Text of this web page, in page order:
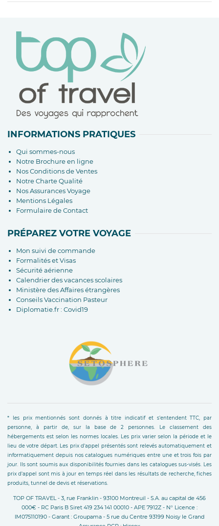
INFORMATIONS PRATIQUES
Qui sommes-nous
Notre Brochure en ligne
Nos Conditions de Ventes
Notre Charte Qualité
Nos Assurances Voyage
Mentions Légales
Formulaire de Contact
PRÉPAREZ VOTRE VOYAGE
Mon suivi de commande
Formalités et Visas
Sécurité aérienne
Calendrier des vacances scolaires
Ministère des Affaires étrangères
Conseils Vaccination Pasteur
Diplomatie.fr : Covid19
* les prix mentionnés sont donnés à titre indicatif et s'entendent TTC, par
personne, à partir de, sur la base de 2 personnes. Le classement des
hébergements est selon les normes locales. Les prix varier selon la période et le
lieu de votre départ. Les prix d'appel présentés sont relevés automatiquement et
informatiquement depuis nos catalogues numériques entre une et trois fois par
jour. Ils sont soumis aux disponibilités fournies dans les catalogues sus-visés. Les
prix d'appel sont mis à jour en temps réel dans les résultats de recherche, fiches
produits, tunnel de devis et réservations.
TOP OF TRAVEL - 3, rue Franklin - 93100 Montreuil - S.A. au capital de 456
000€ - RC Paris B Siret 419 234 141 00010 - APE 7912Z - N° Licence :
IM075110190 - Garant : Groupama - 5 rue du Centre 93199 Noisy le Grand